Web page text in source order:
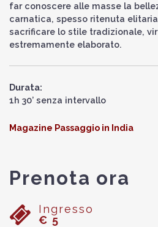
far conoscere alle masse la
carnatica, spesso ritenuta
sacrificare lo stile tradizionale,
estremamente elaborato.
Durata:
1h 30’ senza intervallo
Magazine Passaggio in India
Prenota ora
Ingresso
€ 5